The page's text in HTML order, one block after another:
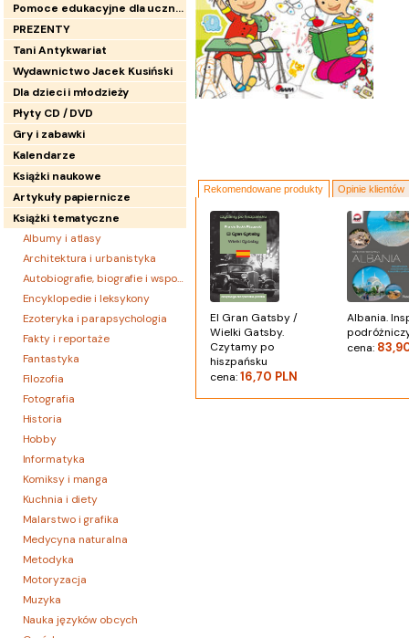
Pomoce edukacyjne dla uczniów
PREZENTY
Tani Antykwariat
Wydawnictwo Jacek Kusiński
Dla dzieci i młodzieży
Płyty CD / DVD
Gry i zabawki
Kalendarze
Książki naukowe
Artykuły papiernicze
Książki tematyczne
Albumy i atlasy
Architektura i urbanistyka
Autobiografie, biografie i wspomnienia
Encyklopedie i leksykony
Ezoteryka i parapsychologia
Fakty i reportaże
Fantastyka
Filozofia
Fotografia
Historia
Hobby
Informatyka
Komiksy i manga
Kuchnia i diety
Malarstwo i grafika
Medycyna naturalna
Metodyka
Motoryzacja
Muzyka
Nauka języków obcych
Rekomendowane produkty Opinie klientów
El Gran Gatsby /
Wielki Gatsby.
Czytamy po
hiszpańsku
cena:16,70 PLN
Albania.
cena: